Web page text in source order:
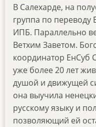
В Салехарде, на
группа по
ИПБ. Параллельно
Ветхим Заветом.
координатор
уже более 20 лет
душой и движущей
она выучила
русскому языку и
позволяющий ей